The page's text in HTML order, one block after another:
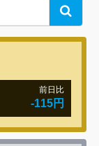
Search
前日比
-115円